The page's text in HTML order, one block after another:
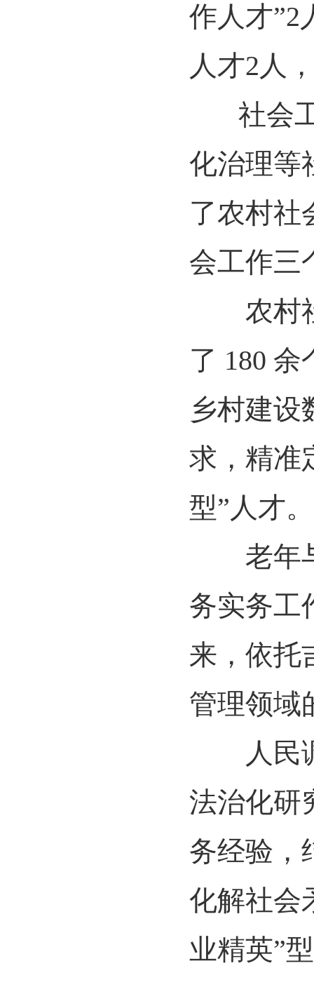
作人才”2
人才2人
社会工
化治理等
了农村社
会工作三
农村社
了 180
乡村建设
求，精准
型”人才。
老年与
务实务工
来，依托
管理领域
人民调
法治化研
务经验，
化解社会
业精英”